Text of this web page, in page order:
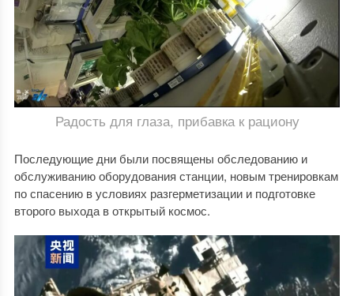
Радость для глаза, прибавка к рациону
Последующие дни были посвящены обследованию и
обслуживанию оборудования станции, новым тренировкам
по спасению в условиях разгерметизации и подготовке
второго выхода в открытый космос.